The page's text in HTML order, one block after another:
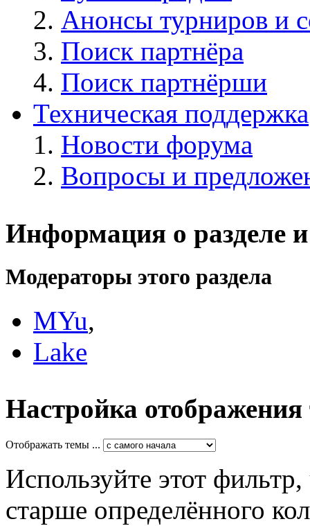
Анонсы турниров и
Поиск партнёра
Поиск партнёрши
Техническая поддержка
Новости форума
Вопросы и
Информация о разделе
Модераторы этого раздела
MYu,
Lake
Настройка отображения
Отображать темы ...
Используйте этот
старше определённого